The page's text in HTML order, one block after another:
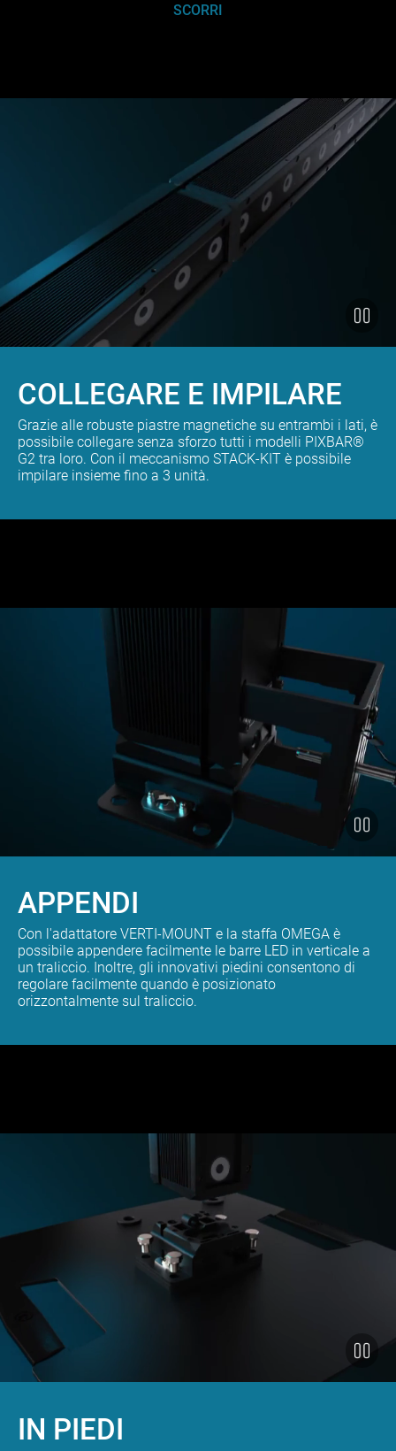
SCORRI
COLLEGARE E IMPILARE
Grazie alle robuste piastre magnetiche su entrambi i lati, è
possibile collegare senza sforzo tutti i modelli PIXBAR®
G2 tra loro. Con il meccanismo STACK-KIT è possibile
impilare insieme fino a 3 unità.
APPENDI
Con l'adattatore VERTI-MOUNT e la staffa OMEGA è
possibile appendere facilmente le barre LED in verticale a
un traliccio. Inoltre, gli innovativi piedini consentono di
regolare facilmente quando è posizionato
orizzontalmente sul traliccio.
IN PIEDI